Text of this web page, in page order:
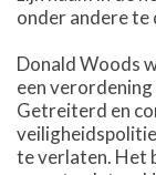
onder andere te
Donald Woods
een
Getreiterd en
te verlaten. Het